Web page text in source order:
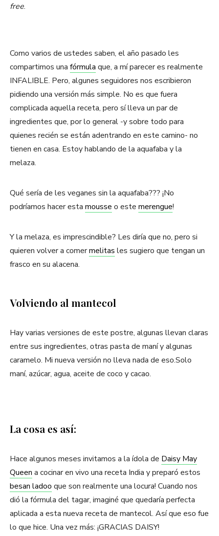
free.
Como varios de ustedes saben, el año pasado les
compartimos una fórmula que, a mí parecer es realmente
INFALIBLE. Pero, algunes seguidores nos escribieron
pidiendo una versión más simple. No es que fuera
complicada aquella receta, pero sí lleva un par de
ingredientes que, por lo general -y sobre todo para
quienes recién se están adentrando en este camino- no
tienen en casa. Estoy hablando de la aquafaba y la
melaza.
Qué sería de les veganes sin la aquafaba??? ¡No
podríamos hacer esta mousse o este merengue!
Y la melaza, es imprescindible? Les diría que no, pero si
quieren volver a comermelitas les sugiero que tengan un
frasco en su alacena.
Volviendo al mantecol
Hay varias versiones de este postre, algunas llevan claras
entre sus ingredientes, otras pasta de maní y algunas
caramelo. Mi nueva versión no lleva nada de eso.Solo
maní, azúcar, agua, aceite de coco y cacao.
La cosa es así:
Hace algunos meses invitamos a la ídola de Daisy May
Queen a cocinar en vivo una receta India y preparó estos
besan ladoo que son realmente una locura! Cuando nos
dió la fórmula del tagar, imaginé que quedaría perfecta
aplicada a esta nueva receta de mantecol. Así que eso fue
lo que hice. Una vez más: ¡GRACIAS DAISY!